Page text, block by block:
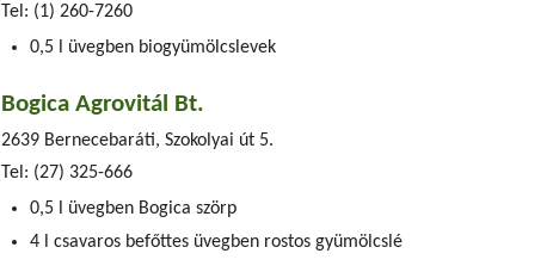
Tel: (1) 260-7260
0,5 l üvegben biogyümölcslevek
Bogica Agrovitál Bt.
2639 Bernecebaráti, Szokolyai út 5.
Tel: (27) 325-666
0,5 l üvegben Bogica szörp
4 l csavaros befőttes üvegben rostos gyümölcslé